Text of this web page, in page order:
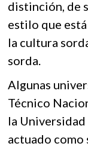
distinción, de
estilo que
la cultura
sorda.
Algunas
Técnico
la
actuado